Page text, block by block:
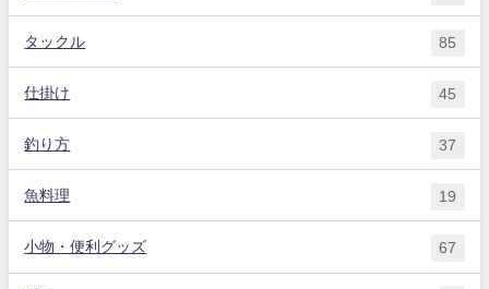
タックル 85
仕掛け 45
釣り方 37
魚料理 19
小物・便利グッズ 67